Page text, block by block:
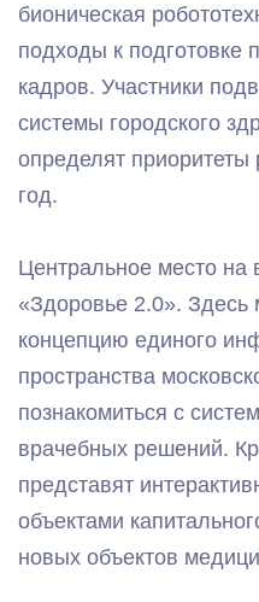
бионическая
подходы к подготовке
кадров. Участники
системы городского
определят
год.
Центральное место на
«Здоровье 2.0». Здесь
концепцию единого
пространства
познакомиться с
врачебных решений.
представят
объектами
новых объектов